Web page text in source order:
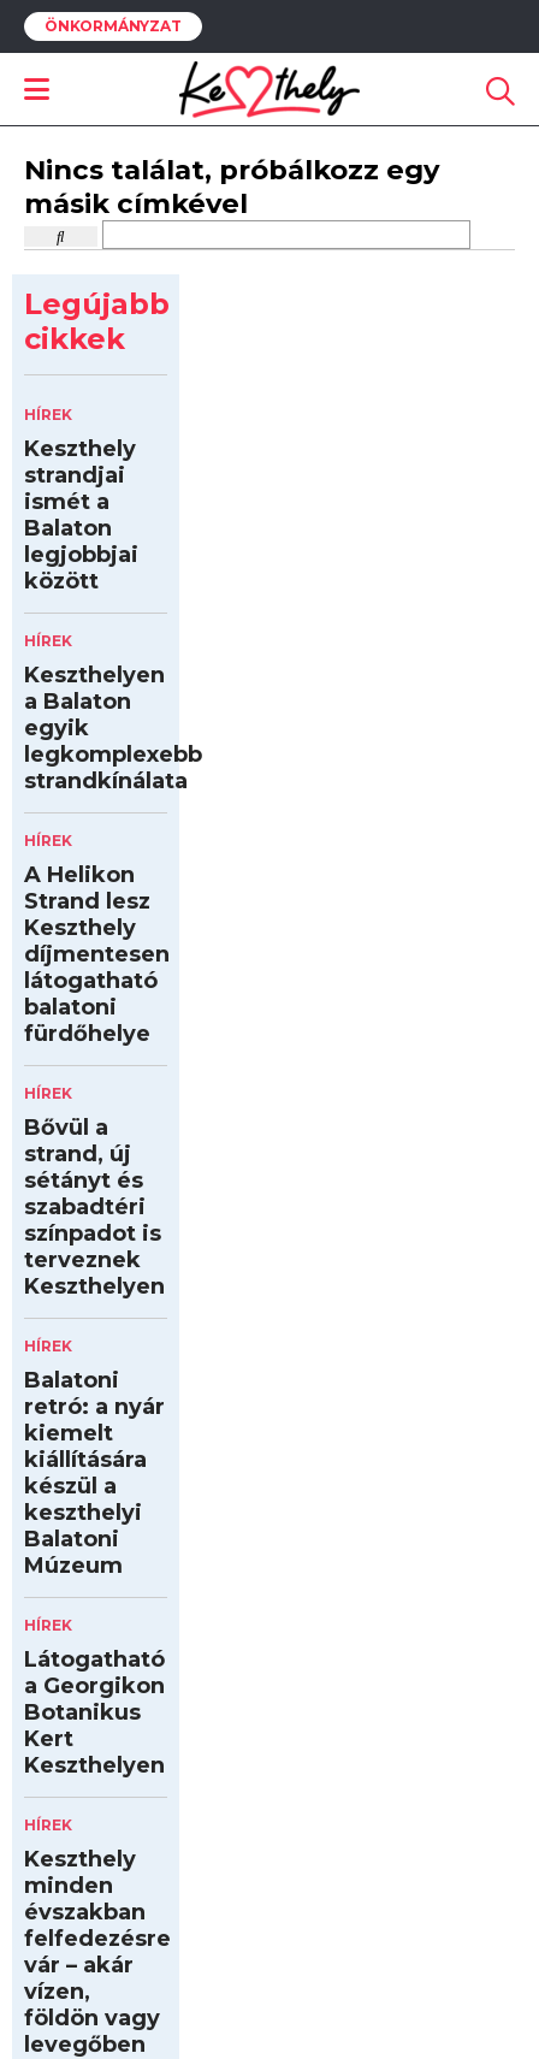
ÖNKORMÁNYZAT
Nincs találat, próbálkozz egy
másik címkével
Legújabb
cikkek
HÍREK
Keszthely
strandjai
ismét a
Balaton
legjobbjai
között
HÍREK
Keszthelyen
a Balaton
egyik
legkomplexebb
strandkínálata
HÍREK
A Helikon
Strand lesz
Keszthely
díjmentesen
látogatható
balatoni
fürdőhelye
HÍREK
Bővül a
strand, új
sétányt és
szabadtéri
színpadot is
terveznek
Keszthelyen
HÍREK
Balatoni
retró: a nyár
kiemelt
kiállítására
készül a
keszthelyi
Balatoni
Múzeum
HÍREK
Látogatható
a Georgikon
Botanikus
Kert
Keszthelyen
HÍREK
Keszthely
minden
évszakban
felfedezésre
vár – akár
vízen,
földön vagy
levegőben